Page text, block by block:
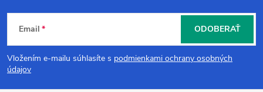
Z
á
p
Email
Vložením e-mailu súhlasíte s podmienkami ochrany osobných
údajov
ODOBERAŤ